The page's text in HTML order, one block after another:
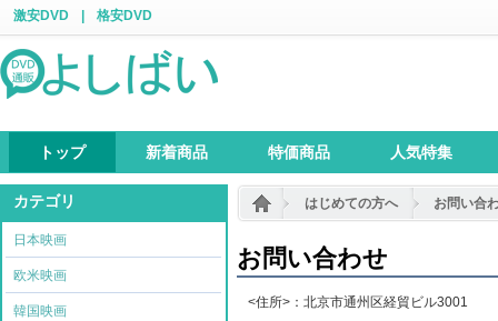
激安DVD 格安DVD
トップ 新着商品 特価商品 人気特集
カテゴリ
日本映画
欧米映画
韓国映画
はじめての方へ お問い合
お問い合わせ
<住所>：北京市通州区経貿ビル3001